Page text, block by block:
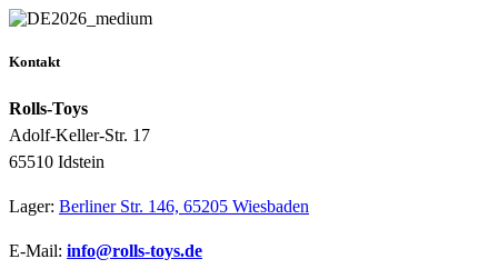
Kontakt
Rolls-Toys
Adolf-Keller-Str. 17
65510 Idstein
Lager: Berliner Str. 146, 65205 Wiesbaden
E-Mail: info@rolls-toys.de